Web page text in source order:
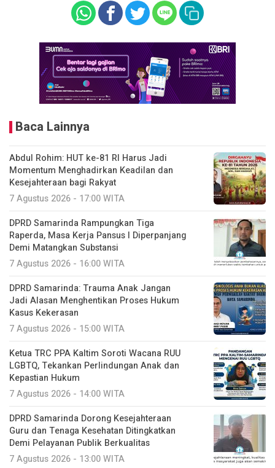
Baca Lainnya
Abdul Rohim: HUT ke-81 RI Harus Jadi
Momentum Menghadirkan Keadilan dan
Kesejahteraan bagi Rakyat
7 Agustus 2026 - 17:00 WITA
DPRD Samarinda Rampungkan Tiga
Raperda, Masa Kerja Pansus I Diperpanjang
Demi Matangkan Substansi
7 Agustus 2026 - 16:00 WITA
DPRD Samarinda: Trauma Anak Jangan
Jadi Alasan Menghentikan Proses Hukum
Kasus Kekerasan
7 Agustus 2026 - 15:00 WITA
Ketua TRC PPA Kaltim Soroti Wacana RUU
LGBTQ, Tekankan Perlindungan Anak dan
Kepastian Hukum
7 Agustus 2026 - 14:00 WITA
DPRD Samarinda Dorong Kesejahteraan
Guru dan Tenaga Kesehatan Ditingkatkan
Demi Pelayanan Publik Berkualitas
7 Agustus 2026 - 13:00 WITA